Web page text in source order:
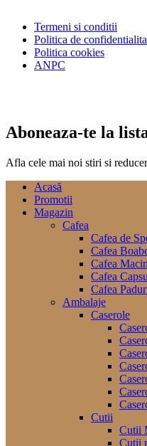
Termeni si conditii
Politica de
Politica cookies
ANPC
Aboneaza-te la
Afla cele mai noi stiri si
Acasă
Promotii
Magazin
Cafea
Cafea de
Cafea
Cafea
Cafea
Cafea
Ambalaje
Caserole
Cutii
Cutii
Cutii